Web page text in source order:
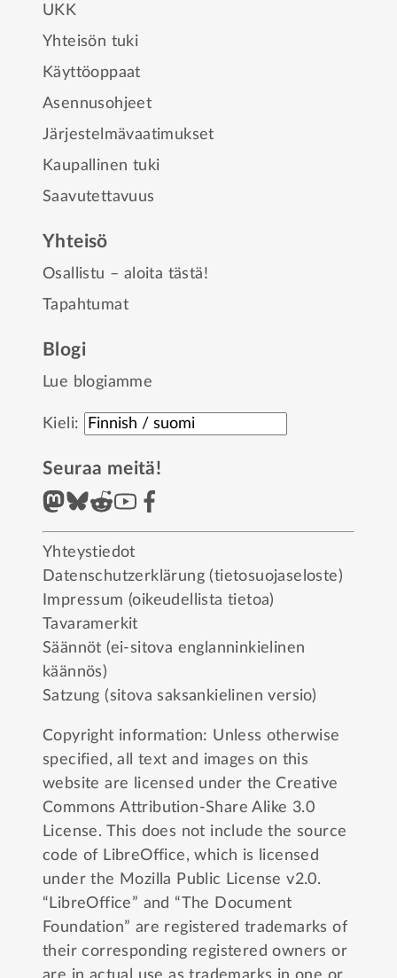
UKK
Yhteisön tuki
Käyttöoppaat
Asennusohjeet
Järjestelmävaatimukset
Kaupallinen tuki
Saavutettavuus
Yhteisö
Osallistu – aloita tästä!
Tapahtumat
Blogi
Lue blogiamme
Kieli:
Seuraa meitä!
Yhteystiedot
Datenschutzerklärung (tietosuojaseloste)
Impressum (oikeudellista tietoa)
Tavaramerkit
Säännöt (ei-sitova englanninkielinen
käännös)
Satzung (sitova saksankielinen versio)
Copyright information: Unless otherwise
specified, all text and images on this
website are licensed under the Creative
Commons Attribution-Share Alike 3.0
License. This does not include the source
code of LibreOffice, which is licensed
under the Mozilla Public License v2.0.
“LibreOffice” and “The Document
Foundation” are registered trademarks of
their corresponding registered owners or